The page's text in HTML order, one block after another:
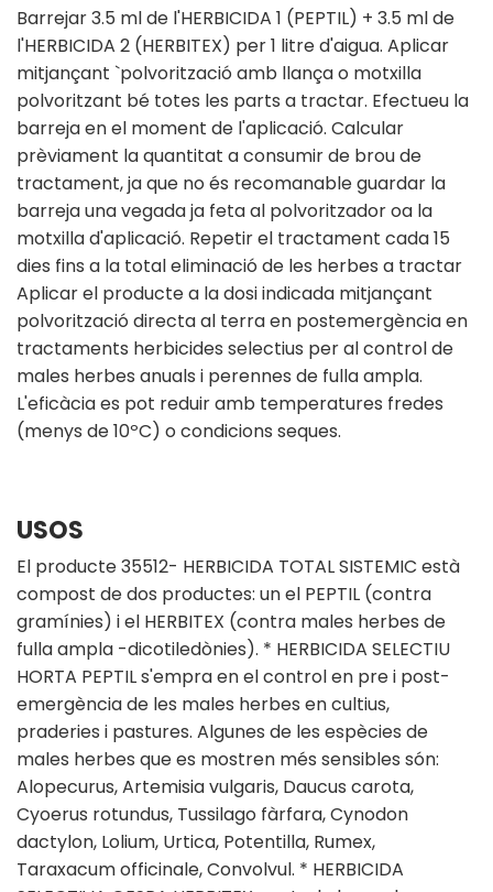
Barrejar 3.5 ml de l'HERBICIDA 1 (PEPTIL) + 3.5 ml de
l'HERBICIDA 2 (HERBITEX) per 1 litre d'aigua. Aplicar
mitjançant `polvorització amb llança o motxilla
polvoritzant bé totes les parts a tractar. Efectueu la
barreja en el moment de l'aplicació. Calcular
prèviament la quantitat a consumir de brou de
tractament, ja que no és recomanable guardar la
barreja una vegada ja feta al polvoritzador oa la
motxilla d'aplicació. Repetir el tractament cada 15
dies fins a la total eliminació de les herbes a tractar
Aplicar el producte a la dosi indicada mitjançant
polvorització directa al terra en postemergència en
tractaments herbicides selectius per al control de
males herbes anuals i perennes de fulla ampla.
L'eficàcia es pot reduir amb temperatures fredes
(menys de 10ºC) o condicions seques.
USOS
El producte 35512- HERBICIDA TOTAL SISTEMIC està
compost de dos productes: un el PEPTIL (contra
gramínies) i el HERBITEX (contra males herbes de
fulla ampla -dicotiledònies). * HERBICIDA SELECTIU
HORTA PEPTIL s'empra en el control en pre i post-
emergència de les males herbes en cultius,
praderies i pastures. Algunes de les espècies de
males herbes que es mostren més sensibles són:
Alopecurus, Artemisia vulgaris, Daucus carota,
Cyoerus rotundus, Tussilago fàrfara, Cynodon
dactylon, Lolium, Urtica, Potentilla, Rumex,
Taraxacum officinale, Convolvul. * HERBICIDA